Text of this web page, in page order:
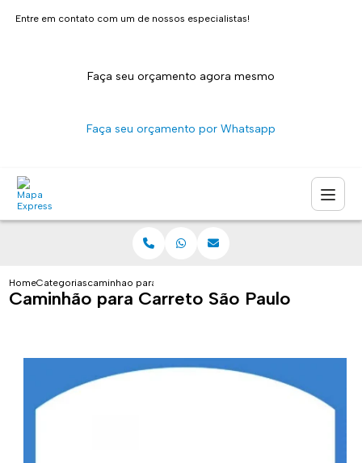
Entre em contato com um de nossos especialistas!
Faça seu orçamento agora mesmo
Faça seu orçamento por Whatsapp
HomeCategoriascaminhao para carreto sao paulo
Caminhão para Carreto São Paulo